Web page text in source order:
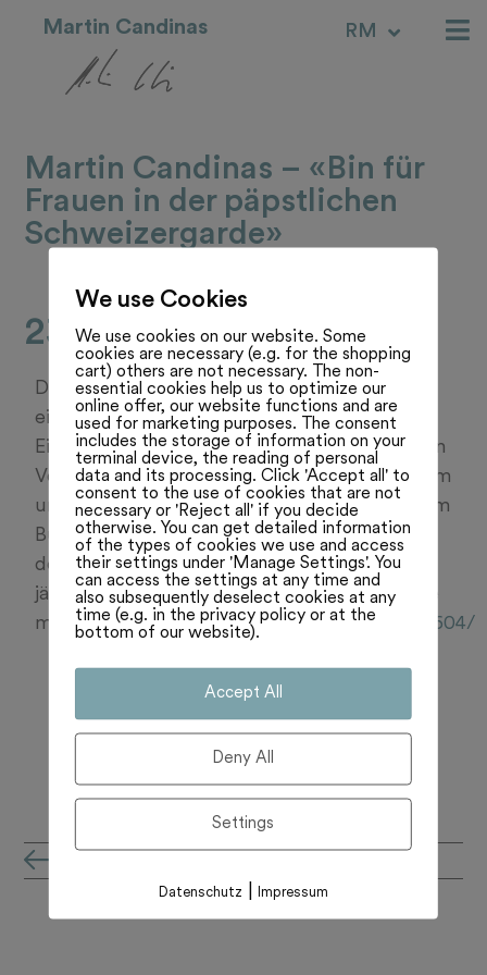
Martin Candinas RM
IT
Martin Candinas – «Bin für
Frauen in der päpstlichen
Schweizergarde»
23.06.25
Der Bündner Nationalrat Martin Candinas ist
ein vielbeschäftigter Mann: Er präsidiert das
Eidgenössische Schützenfest in Chur, neu den
Verein der Päpstlichen Schweizergarde in Rom
und schaut, dass die Mineralwasserbranche im
Bundeshaus eine Stimme hat. Zum Schluss
der Juni-Session ein Gespräch mit dem 44-
jährigen Spitzenpolitiker der Mitte. Hören Sie
mehr:https://www.plattformj.ch/artikel/233604/
We use Cookies
We use cookies on our website. Some
cookies are necessary (e.g. for the shopping
cart) others are not necessary. The non-
essential cookies help us to optimize our
online offer, our website functions and are
used for marketing purposes. The consent
includes the storage of information on your
terminal device, the reading of personal
data and its processing. Click 'Accept all' to
consent to the use of cookies that are not
necessary or 'Reject all' if you decide
otherwise. You can get detailed information
of the types of cookies we use and access
their settings under 'Manage Settings'. You
can access the settings at any time and
also subsequently deselect cookies at any
time (e.g. in the privacy policy or at the
bottom of our website).
Accept All
Deny All
Settings
Datenschutz Impressum